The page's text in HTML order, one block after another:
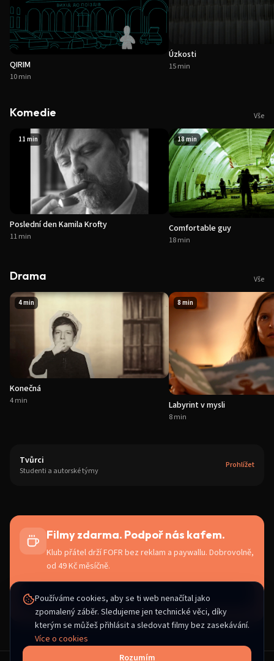
QIRIM
10 min
Úzkosti
15 min
Komedie Vše
11 min
Poslední den Kamila Krofty
11 min
18 min
Comfortable guy
18 min
Drama Vše
4 min
Konečná
4 min
8 min
Labyrint v mysli
8 min
Tvůrci
Studenti a autorské týmy
Prohlížet
Filmy zdarma. Podpoř nás kafem.
Klub přátel drží FOFR bez reklam a paywallu. Dobrovolně,
od 49 Kč měsíčně.
Registrovat se zdarma
Používáme cookies, aby se ti web nenačítal jako
zpomalený záběr. Sledujeme jen technické věci, díky
kterým se můžeš přihlásit a sledovat filmy bez zasekávání.
Více o cookies
Rozumím